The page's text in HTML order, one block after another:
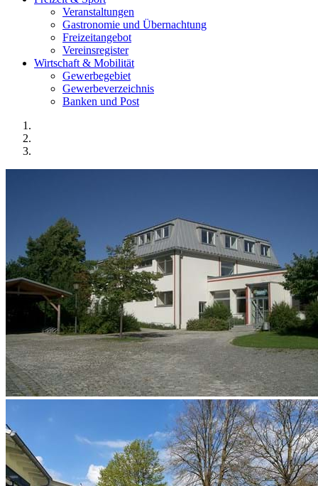
Veranstaltungen
Gastronomie und Übernachtung
Freizeitangebot
Vereinsregister
Wirtschaft & Mobilität
Gewerbegebiet
Gewerbeverzeichnis
Banken und Post